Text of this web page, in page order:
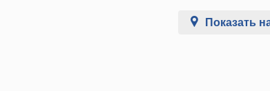
Показать